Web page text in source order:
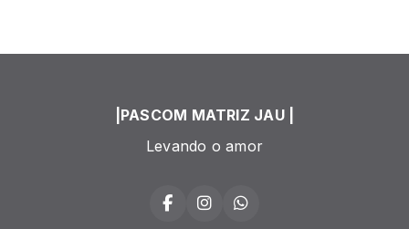
|PASCOM MATRIZ JAU |
Levando o amor